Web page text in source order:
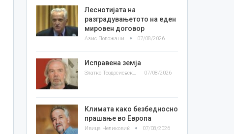
Леснотијата на
разградувањетото на еден
мировен договор
Азис Положани 07/08/2026
Исправена земја
Златко Теодосиевски 07/08/2026
Климата како безбедносно
прашање во Европа
Ивица Челиковиќ 07/08/2026